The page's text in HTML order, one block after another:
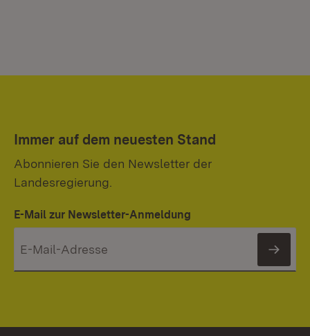
Immer auf dem neuesten Stand
Abonnieren Sie den Newsletter der
Landesregierung.
E-Mail zur Newsletter-Anmeldung